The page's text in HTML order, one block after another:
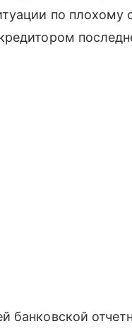
по
банковской